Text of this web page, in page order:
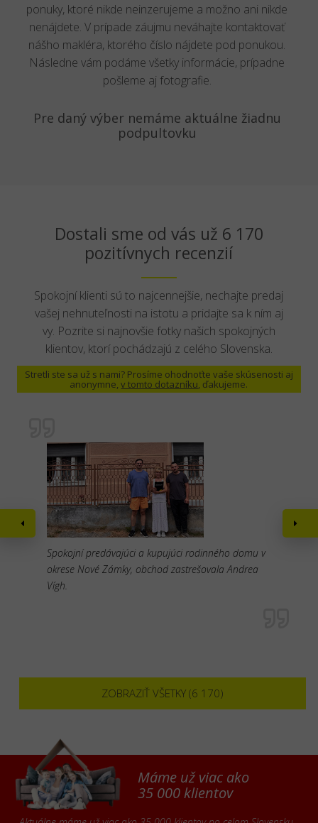
ponuky, ktoré nikde neinzerujeme a možno ani nikde
nenájdete. V prípade záujmu neváhajte kontaktovať
nášho makléra, ktorého číslo nájdete pod ponukou.
Následne vám podáme všetky informácie, prípadne
pošleme aj fotografie.
Pre daný výber nemáme aktuálne žiadnu
podpultovku
Dostali sme od vás už 6 170
pozitívnych recenzií
Spokojní klienti sú to najcennejšie, nechajte predaj
vašej nehnuteľnosti na istotu a pridajte sa k ním aj
vy. Pozrite si najnovšie fotky našich spokojných
klientov, ktorí pochádzajú z celého Slovenska.
Stretli ste sa už s nami? Prosíme ohodnoťte vaše skúsenosti aj
anonymne,v tomto dotazníku, ďakujeme.
Spokojní predávajúci a kupujúci rodinného domu v
okrese Nové Zámky, obchod zastrešovala Andrea
Vígh.
ZOBRAZIŤ VŠETKY (6 170)
Máme už viac ako
35 000 klientov